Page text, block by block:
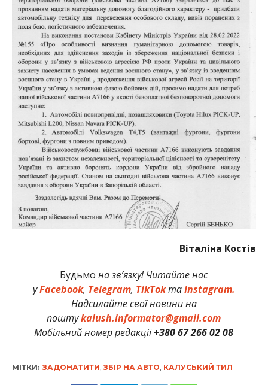
Віталіна Костів
Будьмо на зв’язку! Читайте нас
уFacebook, Telegram, TikTokтаInstagram.
Надсилайте свої новини на
поштуkalush.informator@gmail.com
Мобільний номер редакції+380 67 266 02 08
МІТКИ: ЗАДОНАТИТИ, ЗБІР НА АВТО, КАЛУСЬКИЙ ТИЛ